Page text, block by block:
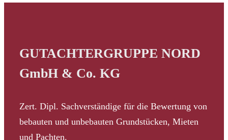
GUTACHTERGRUPPE NORD
GmbH & Co. KG
Zert. Dipl. Sachverständige für die Bewertung von
bebauten und unbebauten Grundstücken, Mieten
und Pachten.